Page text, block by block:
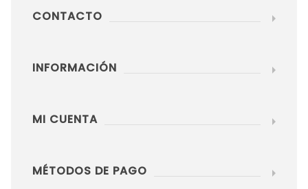
CONTACTO
INFORMACIÓN
MI CUENTA
MÉTODOS DE PAGO